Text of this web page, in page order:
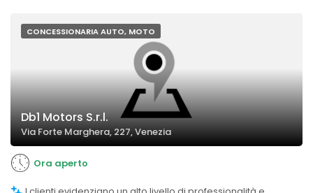
CONCESSIONARIA AUTO, MOTO
Db1 Motors S.r.l.
Via Forte Marghera, 227, Venezia
Ora aperto